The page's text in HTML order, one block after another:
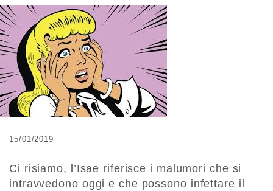
15/01/2019
Ci risiamo, l’Isae riferisce i malumori che si
intravvedono oggi e che possono infettare il